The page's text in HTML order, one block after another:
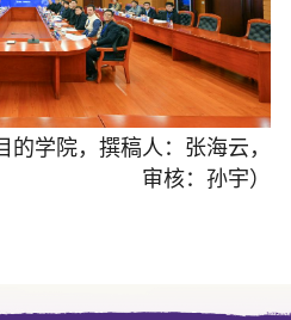
的学院，撰稿人：张海云，
审核： 孙宇）